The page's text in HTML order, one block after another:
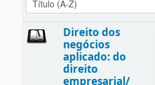
Direito dos
negócios
aplicado: do
direito
empresarial/